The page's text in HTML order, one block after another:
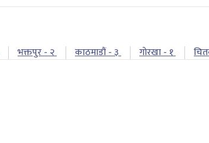
भक्तपुर - २ काठमाडौं - ३ गोरखा - १